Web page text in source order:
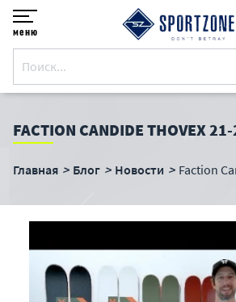
меню
FACTION CANDIDE THOVEX
Главная Блог Новости Faction